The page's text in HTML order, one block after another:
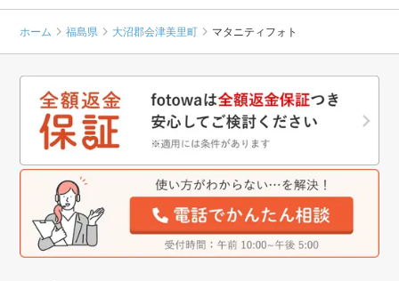
ホーム 福島県 大沼郡会津美里町 マタニティフォト